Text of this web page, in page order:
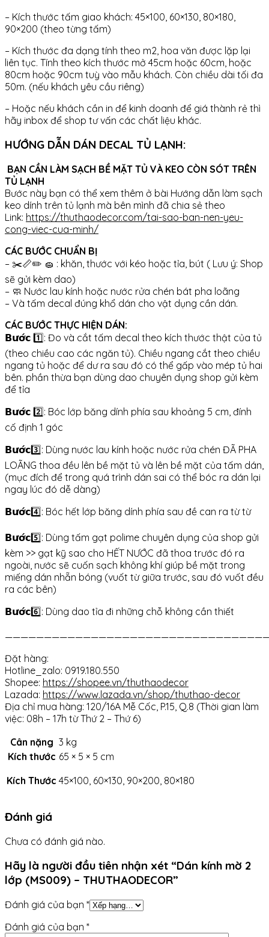
– Kích thước tấm giao khách: 45×100, 60×130, 80×180,
90×200 (theo từng tấm)
– Kích thước đa dạng tính theo m2, hoa văn được lặp lại
liên tục. Tính theo kích thước mở 45cm hoặc 60cm, hoặc
80cm hoặc 90cm tuỳ vào mẫu khách. Còn chiều dài tối đa
50m. (nếu khách yêu cầu riêng)
– Hoặc nếu khách cần in để kinh doanh để giá thành rẻ thì
hãy inbox để shop tư vấn các chất liệu khác.
HƯỚNG DẪN DÁN DECAL TỦ LẠNH:
BẠN CẦN LÀM SẠCH BỀ MẶT TỦ VÀ KEO CÒN SÓT TRÊN
TỦ LẠNH
Bước này bạn có thể xem thêm ở bài Hướng dẫn làm sạch
keo dính trên tủ lạnh mà bên mình đã chia sẻ theo
Link: https://thuthaodecor.com/tai-sao-ban-nen-yeu-
cong-viec-cua-minh/
CÁC BƯỚC CHUẨN BỊ
– ✂️📏✏️ 🧽 : khăn, thước với kéo hoặc tỉa, bút ( Lưu ý: Shop
sẽ gửi kèm dao)
– 🧼 Nước lau kính hoặc nước rửa chén bát pha loãng
– Và tấm decal đúng khổ dán cho vật dụng cần dán.
CÁC BƯỚC THỰC HIỆN DÁN:
𝗕𝘂̛𝗼̛́𝗰 1️⃣: Đo và cắt tấm decal theo kích thước thật của tủ
(theo chiều cao các ngăn tủ). Chiều ngang cắt theo chiều
ngang tủ hoặc để dư ra sau đó có thể gấp vào mép tủ hai
bên. phần thừa bạn dùng dao chuyên dụng shop gửi kèm
để tỉa
𝗕𝘂̛𝗼̛́𝗰 2️⃣: Bóc lớp băng dính phía sau khoảng 5 cm, đính
cố định 1 góc
𝗕𝘂̛𝗼̛́𝗰3️⃣: Dùng nước lau kính hoặc nước rửa chén ĐÃ PHA
LOÃNG thoa đều lên bề mặt tủ và lên bề mặt của tấm dán,
(mục đích để trong quá trình dán sai có thể bóc ra dán lại
ngay lúc đó dễ dàng)
𝗕𝘂̛𝗼̛́𝗰4️⃣: Bóc hết lớp băng dính phía sau đề can ra từ từ
𝗕𝘂̛𝗼̛́𝗰5️⃣: Dùng tấm gạt polime chuyên dụng của shop gửi
kèm >> gạt kỹ sao cho HẾT NƯỚC đã thoa trước đó ra
ngoài, nước sẽ cuốn sạch không khí giúp bề mặt trong
miếng dán nhẵn bóng (vuốt từ giữa trước, sau đó vuốt đều
ra các bên)
𝗕𝘂̛𝗼̛́𝗰6️⃣: Dùng dao tỉa đi những chỗ không cần thiết
Đặt hàng:
Hotline_zalo: 0919.180.550
Shopee: https://shopee.vn/thuthaodecor
Lazada: https://www.lazada.vn/shop/thuthao-decor
Địa chỉ mua hàng: 120/16A Mễ Cốc, P.15, Q.8 (Thời gian làm
việc: 08h – 17h từ Thứ 2 – Thứ 6)
Cân nặng 3 kg
Kích thước 65 × 5 × 5 cm
Kích Thước 45×100, 60×130, 90×200, 80×180
Đánh giá
Chưa có đánh giá nào.
Hãy là người đầu tiên nhận xét “Dán kính mờ 2
lớp (MS009) – THUTHAODECOR”
Đánh giá của bạn *
Đánh giá của bạn *